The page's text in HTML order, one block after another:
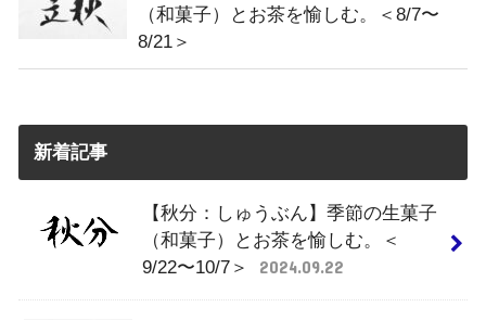
（和菓子）とお茶を愉しむ。＜8/7〜
8/21＞
新着記事
【秋分：しゅうぶん】季節の生菓子
（和菓子）とお茶を愉しむ。＜
9/22〜10/7＞
2024.09.22